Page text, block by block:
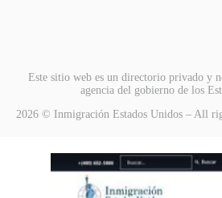
Este sitio web es un directorio privado y
agencia del gobierno de los
2026 © Inmigración Estados Unidos – All